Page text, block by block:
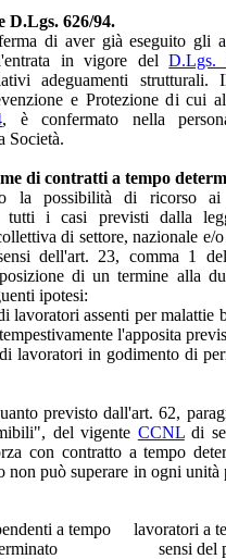
D.Lgs. 626/94.
di aver già eseguito gli
in vigore delD.Lgs.
adeguamenti strutturali.
e Protezione di cui
, è confermato nella
Società.
di contratti a tempo
la possibilità di ricorso
tutti i casi previsti dalla
di settore, nazionale e/
dell'art. 23, comma 1
di un termine alla
ipotesi:
lavoratori assenti per malattie
l'apposita
lavoratori in godimento di
previsto dall'art. 62,
del vigente CCNLdi
con contratto a tempo
non può superare in ogni unità
a tempo
lavoratori a
sensi del